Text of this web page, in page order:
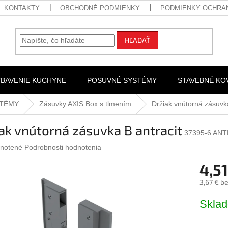
KONTAKTY OBCHODNÉ PODMIENKY PODMIENKY
HĽADAŤ
KUCHYNE POSUVNÉ SYSTÉMY STAVEBNÉ
Zásuvky AXIS Box s tlmením Držiak vnútorná
vnútorná zásuvka B antracit 37395-6
Podrobnosti hodnotenia
3,67 €
cena: